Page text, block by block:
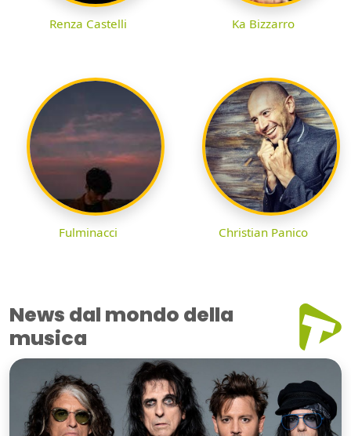
Renza Castelli Ka Bizzarro
Fulminacci Christian Panico
News dal mondo della
musica